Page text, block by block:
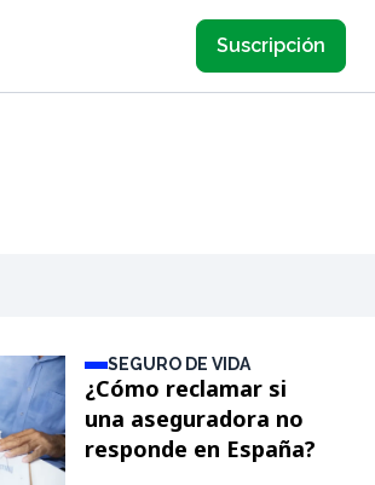
Suscripción
SEGURO DE VIDA
¿Cómo reclamar si
una aseguradora no
responde en España?